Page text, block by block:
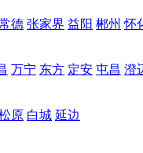
德 张家界 益阳 郴州 怀
万宁 东方 定安 屯昌 澄
原 白城 延边